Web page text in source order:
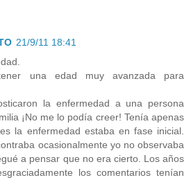
21/9/11 18:41
una edad muy avanzada para
la enfermedad a una persona
¡No me lo podía creer! Tenía apenas
la enfermedad estaba en fase inicial.
ocasionalmente yo no observaba
a pensar que no era cierto. Los años
los comentarios tenían